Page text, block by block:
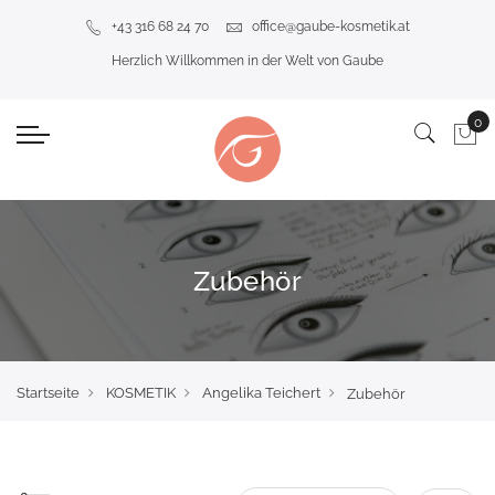
+43 316 68 24 70 office@gaube-kosmetik.at
Herzlich Willkommen in der Welt von Gaube
Zubehör
Startseite KOSMETIK Angelika Teichert Zubehör